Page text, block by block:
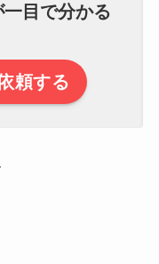
目で分かる
頼する